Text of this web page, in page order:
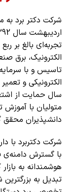
شرکت دکتر برد
اردیبهشت سال 1392
تجربه‌ای بالغ بر
الکترونیک، برق
تاسیس و با
الکترونیکی و
سال حمایت از
متولیان با
دانشپذیران
شرکت دکتربرد با
با گسترش دامنه‌ی
هوشمندانه به
تبدیل به